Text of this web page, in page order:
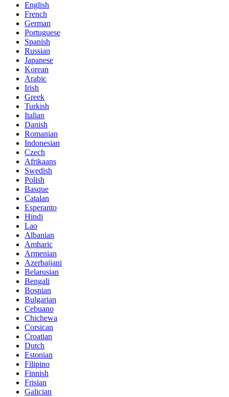
English
French
German
Portuguese
Spanish
Russian
Japanese
Korean
Arabic
Irish
Greek
Turkish
Italian
Danish
Romanian
Indonesian
Czech
Afrikaans
Swedish
Polish
Basque
Catalan
Esperanto
Hindi
Lao
Albanian
Amharic
Armenian
Azerbaijani
Belarusian
Bengali
Bosnian
Bulgarian
Cebuano
Chichewa
Corsican
Croatian
Dutch
Estonian
Filipino
Finnish
Frisian
Galician